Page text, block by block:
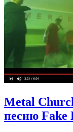
Metal
песню Fake